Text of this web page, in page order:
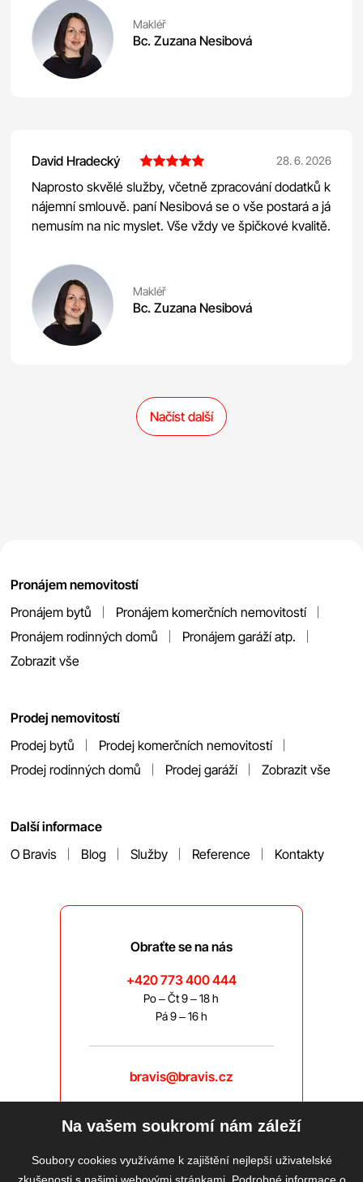
Makléř
Bc. Zuzana Nesibová
David Hradecký 28. 6. 2026
Naprosto skvělé služby, včetně zpracování dodatků k
nájemní smlouvě. paní Nesibová se o vše postará a já
nemusím na nic myslet. Vše vždy ve špičkové kvalitě.
Makléř
Bc. Zuzana Nesibová
Načíst další
Pronájem nemovitostí
Pronájem bytů
Pronájem komerčních nemovitostí
Pronájem rodinných domů
Pronájem garáží atp.
Zobrazit vše
Prodej nemovitostí
Prodej bytů
Prodej komerčních nemovitostí
Prodej rodinných domů
Prodej garáží Zobrazit vše
Další informace
O Bravis
Blog Služby Reference Kontakty
Obraťte se na nás
+420 773 400 444
Po – Čt 9 – 18 h
Pá 9 – 16 h
bravis@bravis.cz
Na vašem soukromí nám záleží
Soubory cookies využíváme k zajištění nejlepší uživatelské